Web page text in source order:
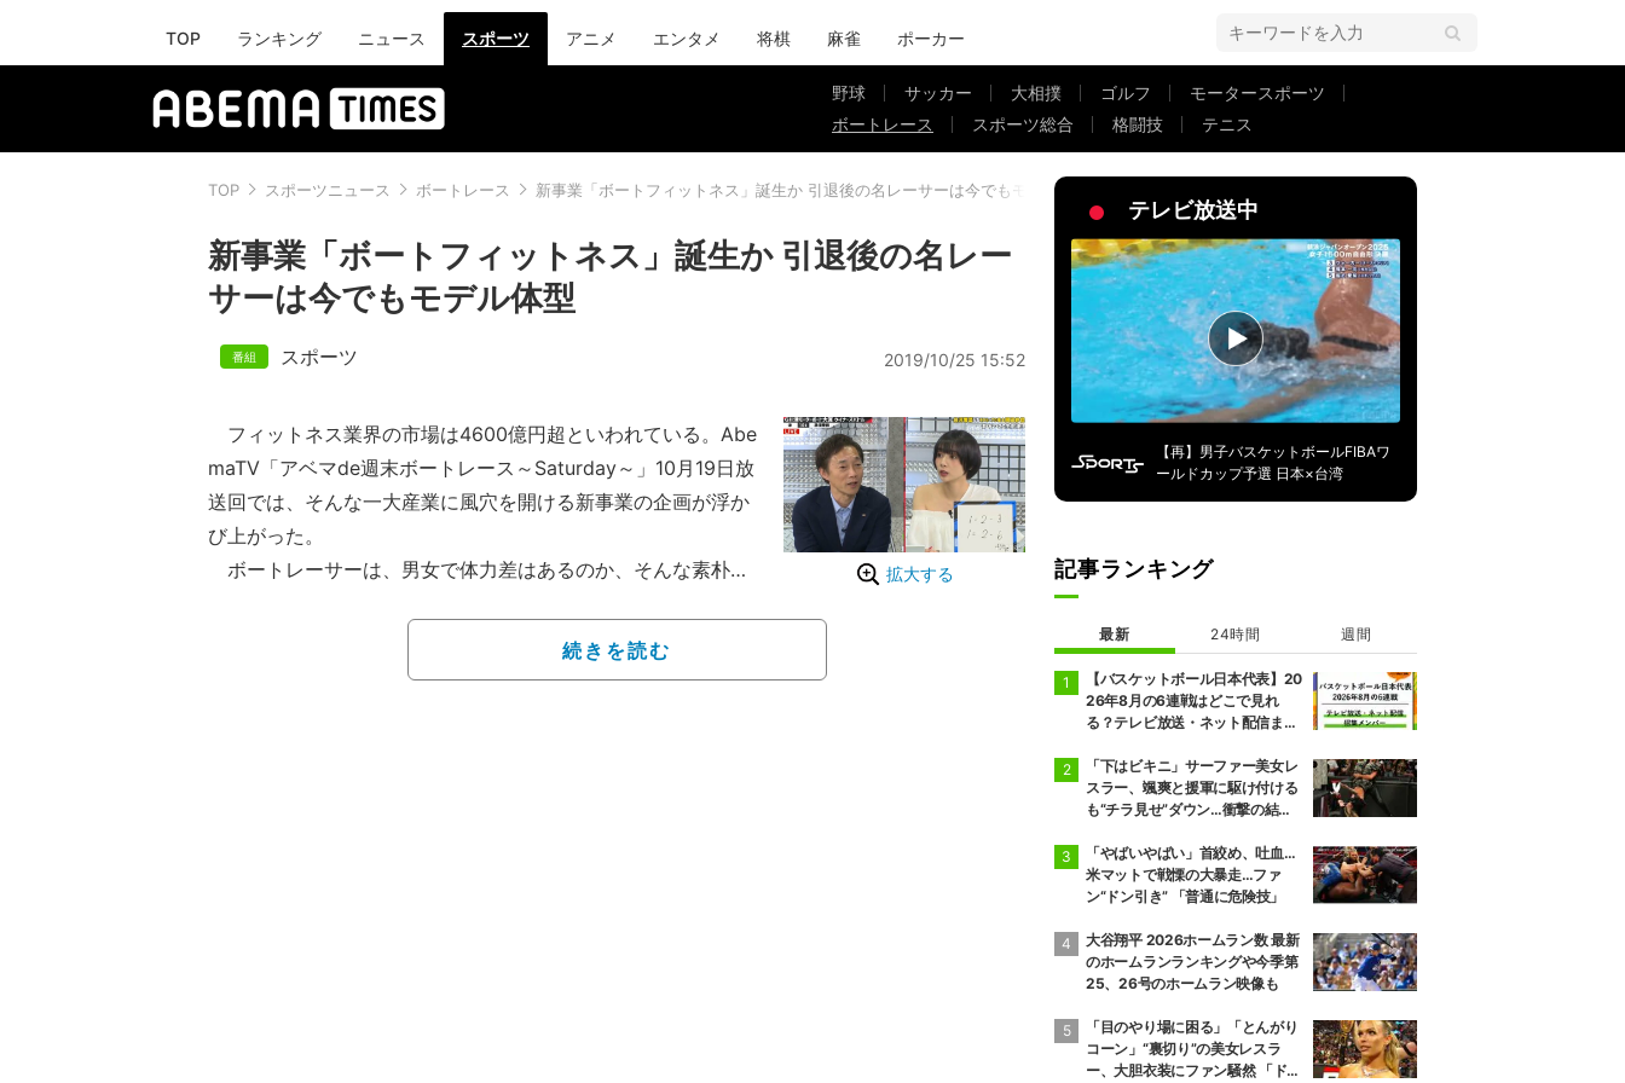
TOP ランキング ニュース スポーツ アニメ エンタメ 将棋 麻雀 ポーカー
野球 サッカー 大相撲 ゴルフ
モータースポーツ
ボートレース
スポーツ総合 格闘技 テニス
TOP スポーツニュース ボートレース 新事業「ボートフィットネス」誕生か 引退後の名レーサーは今でもモデル体型
新事業「ボートフィットネス」誕生か 引退後の名レー
サーは今でもモデル体型
スポーツ 2019/10/25 15:52
拡大する
フィットネス業界の市場は4600億円超といわれている。Abe
maTV「アベマde週末ボートレース～Saturday～」10月19日放
送回では、そんな一大産業に風穴を開ける新事業の企画が浮か
び上がった。
ボートレーサーは、男女で体力差はあるのか、そんな素朴な
流レーサーの植木通彦は「若干はあるかもしれないが、ある程
度の体力は試験でクリアしているし、モーターを持ったり男子
続きを読む
テレビ放送中
【再】男子バスケットボールFIBAワ
ールドカップ予選 日本×台湾
記事ランキング
最新 24時間 週間
【バスケットボール日本代表】20
26年8月の6連戦はどこで見れ
る？テレビ放送・ネット配信まと
「下はビキニ」サーファー美女レ
スラー、颯爽と援軍に駆け付ける
も“チラ見せ”ダウン…衝撃の結末
「やばいやばい」首絞め、吐血…
米マットで戦慄の大暴走…ファ
ン“ドン引き” 「普通に危険技」
大谷翔平 2026ホームラン数 最新
のホームランランキングや今季第
25、26号のホームラン映像も
「目のやり場に困る」「とんがり
コーン」“裏切り”の美女レスラ
ー、大胆衣装にファン騒然 「ドロ